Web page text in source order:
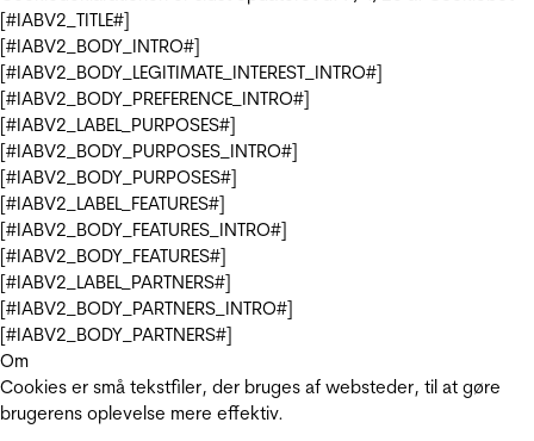
[#IABV2_TITLE#]
[#IABV2_BODY_INTRO#]
[#IABV2_BODY_LEGITIMATE_INTEREST_INTRO#]
[#IABV2_BODY_PREFERENCE_INTRO#]
[#IABV2_LABEL_PURPOSES#]
[#IABV2_BODY_PURPOSES_INTRO#]
[#IABV2_BODY_PURPOSES#]
[#IABV2_LABEL_FEATURES#]
[#IABV2_BODY_FEATURES_INTRO#]
[#IABV2_BODY_FEATURES#]
[#IABV2_LABEL_PARTNERS#]
[#IABV2_BODY_PARTNERS_INTRO#]
[#IABV2_BODY_PARTNERS#]
Om
Cookies er små tekstfiler, der bruges af websteder, til at gøre
brugerens oplevelse mere effektiv.